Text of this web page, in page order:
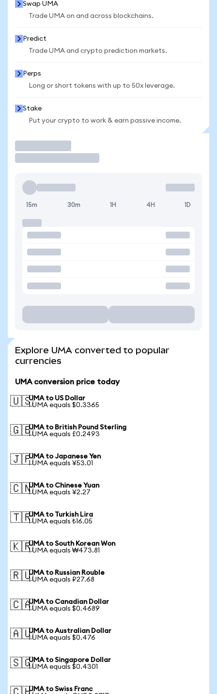
Swap UMA
Trade UMA on and across blockchains.
Predict
Trade UMA and crypto prediction markets.
Perps
Long or short tokens with up to 50x leverage.
Stake
Put your crypto to work & earn passive income.
15m 30m 1H 4H 1D
Explore UMA converted to popular
currencies
UMA conversion price today
🇺🇸UMA to US Dollar
1 UMA equals $0.3365
🇬🇧UMA to British Pound Sterling
1 UMA equals £0.2493
🇯🇵UMA to Japanese Yen
1 UMA equals ¥53.01
🇨🇳UMA to Chinese Yuan
1 UMA equals ¥2.27
🇹🇷UMA to Turkish Lira
1 UMA equals ₺16.05
🇰🇷UMA to South Korean Won
1 UMA equals ₩473.81
🇷🇺UMA to Russian Rouble
1 UMA equals ₽27.68
🇨🇦UMA to Canadian Dollar
1 UMA equals $0.4689
🇦🇺UMA to Australian Dollar
1 UMA equals $0.476
🇸🇬UMA to Singapore Dollar
1 UMA equals $0.4301
UMA to Swiss Franc